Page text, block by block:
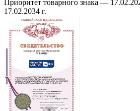
Приоритет товарного знака —
17.02.2034 г.